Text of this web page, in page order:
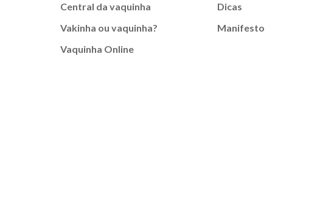
Central da vaquinha
Vakinha ou vaquinha?
Vaquinha Online
Dicas
Manifesto